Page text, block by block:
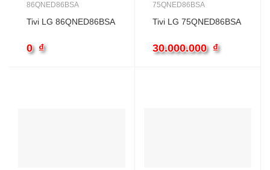
86QNED86BSA
Tivi LG 86QNED86BSA
0 ₫
75QNED86BSA
Tivi LG 75QNED86BSA
30.000.000 ₫